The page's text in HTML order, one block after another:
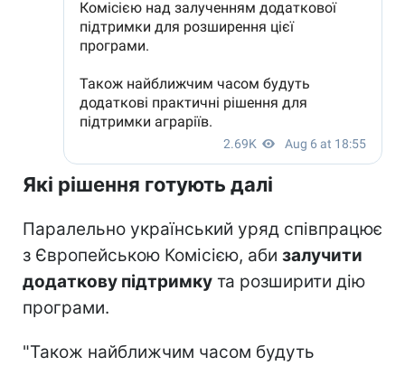
Які рішення готують далі
Паралельно український уряд співпрацює
з Європейською Комісією, аби залучити
додаткову підтримку та розширити дію
програми.
"Також найближчим часом будуть